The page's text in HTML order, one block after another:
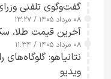
گفت‌وگوی تلفنی
۰۸ مرداد ۱۴۰۵ / ۱۳:۲۷
آخرین قیمت طلا، سکه ودلار8
۰۸ مرداد ۱۴۰۵ / ۱۱:۳۴
نتانیاهو:
ویدیو